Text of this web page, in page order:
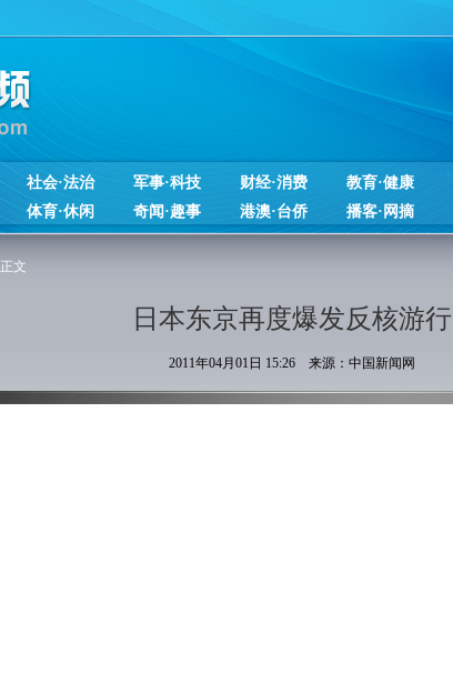
社会·法治 军事·科技 财经·消费
教育·健康
体育·休闲 奇闻·趣事 港澳·台侨 播客·网摘
文
日本东京再度爆发反核游行
2011年04月01日 15:26 来源：中国新闻网